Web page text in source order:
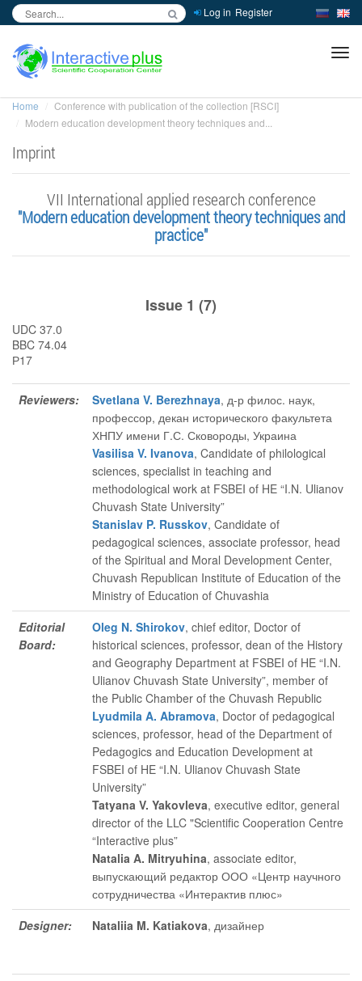
Log in Register
Home
Conference with publication of the collection [RSCI]
Modern education development theory techniques and...
Imprint
VII International applied research conference
"Modern education development theory techniques and
practice"
Issue 1 (7)
UDC 37.0
BBC 74.04
Р17
Reviewers: Svetlana V. Berezhnaya, д-р филос. наук,
профессор, декан исторического факультета
ХНПУ имени Г.С. Сковороды, Украина
Vasilisa V. Ivanova, Candidate of philological
sciences, specialist in teaching and
methodological work at FSBEI of HE “I.N. Ulianov
Chuvash State University”
Stanislav P. Russkov, Candidate of
pedagogical sciences, associate professor, head
of the Spiritual and Moral Development Center,
Chuvash Republican Institute of Education of the
Ministry of Education of Chuvashia
Editorial
Board:
Oleg N. Shirokov, chief editor, Doctor of
historical sciences, professor, dean of the History
and Geography Department at FSBEI of HE “I.N.
Ulianov Chuvash State University”, member of
the Public Chamber of the Chuvash Republic
Lyudmila A. Abramova, Doctor of pedagogical
sciences, professor, head of the Department of
Pedagogics and Education Development at
FSBEI of HE “I.N. Ulianov Chuvash State
University”
Tatyana V. Yakovleva, executive editor, general
director of the LLC "Scientific Cooperation Centre
“Interactive plus”
Natalia A. Mitryuhina, associate editor,
выпускающий редактор ООО «Центр научного
сотрудничества «Интерактив плюс»
Designer:
Nataliia M. Katiakova, дизайнер